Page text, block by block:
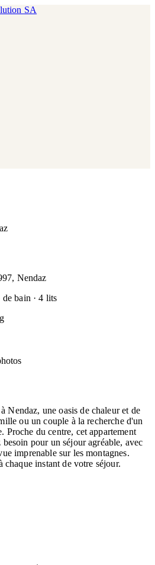
SA
Nendaz
de bain · 4 lits
Nendaz, une oasis de chaleur et de
ou un couple à la recherche d'un
Proche du centre, cet appartement
pour un séjour agréable, avec
imprenable sur les montagnes.
chaque instant de votre séjour.